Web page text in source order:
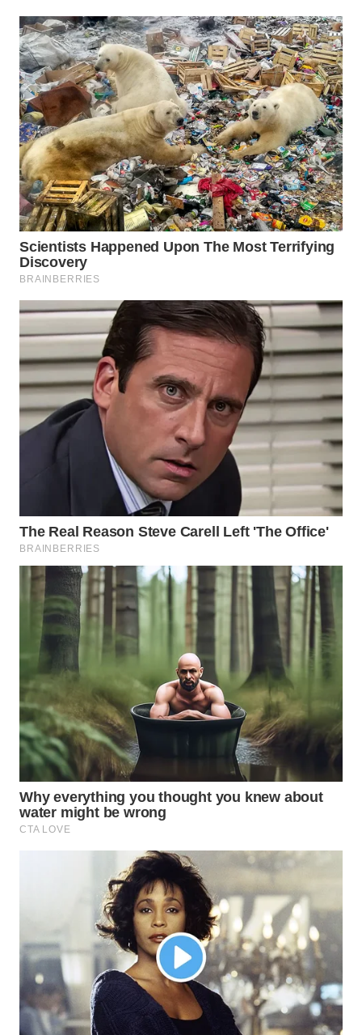
SUMEDANG
WN
CIANJUR
WN
KEPULAUAN
SERIBU
WN
TANGERANG
WN
BINJAI
WN
CIREBON
INDRAMAYU
WN
MAJALENGKA
WN
SUBANG
WN
SUKABUMI
WN
PURWAKARTA
WN
PRIANGAN
TIMUR
WN
SEMARANG
WN
BOROBUDUR
WN
MADURA